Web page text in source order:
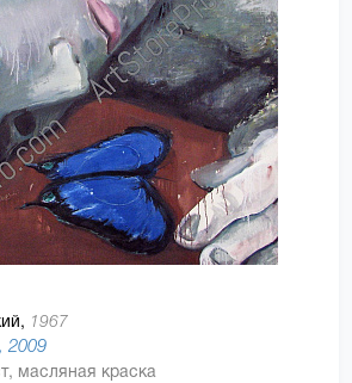
1967
2009
масляная краска